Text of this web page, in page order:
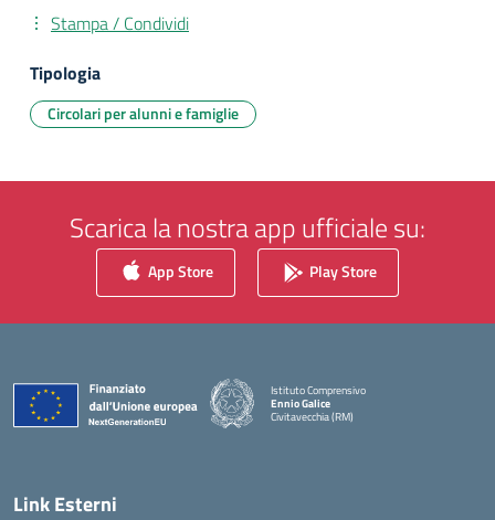
Stampa / Condividi
Tipologia
Circolari per alunni e famiglie
Scarica la nostra app ufficiale su:
App Store Play Store
Istituto Comprensivo
Ennio Galice
Civitavecchia (RM)
Link Esterni